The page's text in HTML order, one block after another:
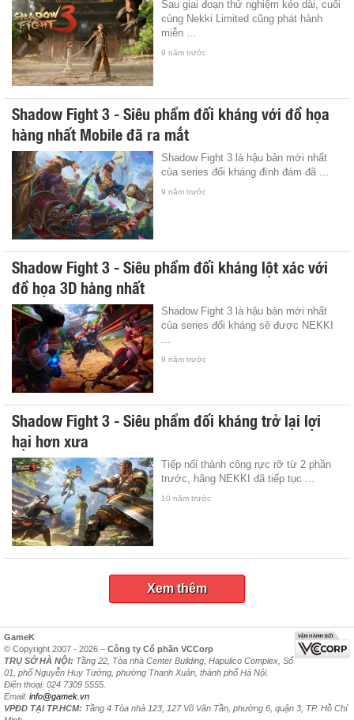
Sau giai đoạn thử nghiệm kéo dài, cuối
cùng Nekki Limited cũng phát hành
miễn ...
9 năm trước
Shadow Fight 3 - Siêu phẩm đối kháng với đồ họa
hàng nhất Mobile đã ra mắt
Shadow Fight 3 là hậu bản mới nhất
của series đối kháng đình đám đã ...
9 năm trước
Shadow Fight 3 - Siêu phẩm đối kháng lột xác với
đồ họa 3D hàng nhất
Shadow Fight 3 là hậu bản mới nhất
của series đối kháng sẽ được NEKKI
...
9 năm trước
Shadow Fight 3 - Siêu phẩm đối kháng trở lại lợi
hại hơn xưa
Tiếp nối thành công rực rỡ từ 2 phần
trước, hãng NEKKI đã tiếp tục ...
10 năm trước
Xem thêm
GameK
© Copyright 2007 - 2026 – Công ty Cổ phần VCCorp
TRỤ SỞ HÀ NỘI: Tầng 22, Tòa nhà Center Building, Hapulico Complex, Số
01, phố Nguyễn Huy Tưởng, phường Thanh Xuân, thành phố Hà Nội.
Điện thoại: 024 7309 5555.
Email: info@gamek.vn
VPĐD TẠI TP.HCM: Tầng 4 Tòa nhà 123, 127 Võ Văn Tần, phường 6, quận 3, TP. Hồ Chí